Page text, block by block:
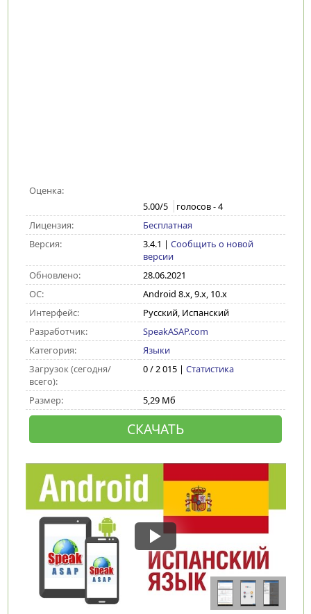
Оценка:
5.00/5 голосов -4
Лицензия:
Бесплатная
Версия:
3.4.1 | Сообщить о новой
версии
Обновлено:
28.06.2021
ОС:
Android 8.x, 9.x, 10.x
Интерфейс:
Русский, Испанский
Разработчик:
SpeakASAP.com
Категория:
Языки
Загрузок (сегодня/
всего):
0 / 2 015 | Статистика
Размер: 5,29 Мб
СКАЧАТЬ